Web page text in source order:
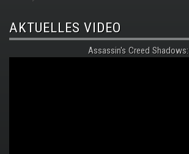
AKTUELLES VIDEO
Assassin's Creed Shadows: